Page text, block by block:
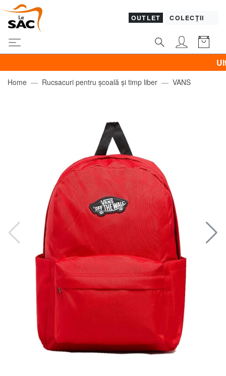
OUTLET COLECȚII
Ultimele
Home Rucsacuri pentru școală și timp liber VANS